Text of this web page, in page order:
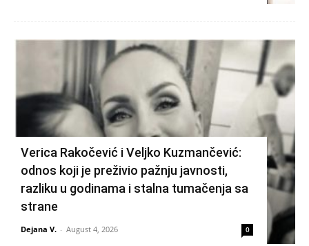
Verica Rakočević i Veljko Kuzmančević:
odnos koji je preživio pažnju javnosti,
razliku u godinama i stalna tumačenja sa
strane
Dejana V. - August 4, 2026 0